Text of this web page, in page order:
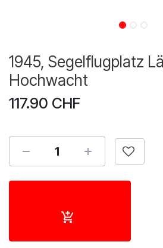
1945, Segelflugplatz
Hochwacht
117.90 CHF